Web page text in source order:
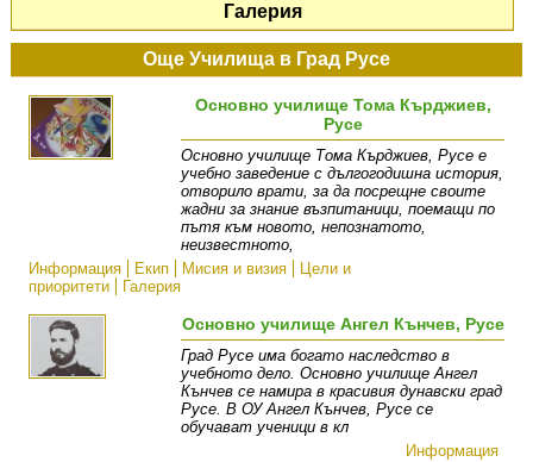
Галерия
Още Училища в Град Русе
Основно училище Тома Кърджиев,
Русе
Основно училище Тома Кърджиев, Русе е
учебно заведение с дългогодишна история,
отворило врати, за да посрещне своите
жадни за знание възпитаници, поемащи по
пътя към новото, непознатото,
неизвестното,
Информация
Екип Мисия и визия
Цели и
приоритети
Галерия
Основно училище Ангел Кънчев, Русе
Град Русе има богато наследство в
учебното дело. Основно училище Ангел
Кънчев се намира в красивия дунавски град
Русе. В ОУ Ангел Кънчев, Русе се
обучават ученици в кл
Информация